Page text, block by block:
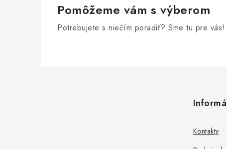
Pomôžeme vám s výberom
Potrebujete s niečím poradiť? Sme tu pre vás!
Kontakty